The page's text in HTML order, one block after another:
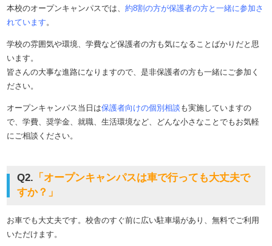
本校のオープンキャンパスでは、約8割の方が保護者の方と一緒に参加さ
れています。
学校の雰囲気や環境、学費など保護者の方も気になることばかりだと思
います。
皆さんの大事な進路になりますので、是非保護者の方も一緒にご参加く
ださい。
オープンキャンパス当日は保護者向けの個別相談 も実施していますの
で、学費、奨学金、就職、生活環境など、どんな小さなことでもお気軽
にご相談ください。
Q2. 「オープンキャンパスは車で行っても大丈夫で
すか？」
お車でも大丈夫です。校舎のすぐ前に広い駐車場があり、無料でご利用
いただけます。